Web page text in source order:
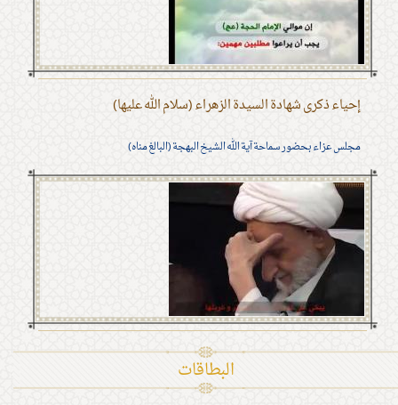
إحياء ذكرى شهادة السيدة الزهراء (سلام الله عليها)
مجلس عزاء بحضور سماحة آية الله الشيخ البهجة (البالغ مناه)
البطاقات